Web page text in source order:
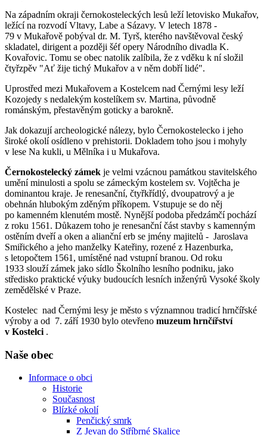
Na západním okraji černokosteleckých lesů leží letovisko Mukařov,
ležící na rozvodí Vltavy, Labe a Sázavy. V letech 1878 -
79 v Mukařově pobýval dr. M. Tyrš, kterého navštěvoval český
skladatel, dirigent a později šéf opery Národního divadla K.
Kovařovic. Tomu se obec natolik zalíbila, že z vděku k ní složil
čtyřzpěv "Ať žije tichý Mukařov a v něm dobří lidé".
Uprostřed mezi Mukařovem a Kostelcem nad Černými lesy leží
Kozojedy s nedalekým kostelíkem sv. Martina, původně
románským, přestavěným goticky a barokně.
Jak dokazují archeologické nálezy, bylo Černokostelecko i jeho
široké okolí osídleno v prehistorii. Dokladem toho jsou i mohyly
v lese Na kukli, u Mělníka i u Mukařova.
Černokostelecký zámek je velmi vzácnou památkou stavitelského
umění minulosti a spolu se zámeckým kostelem sv. Vojtěcha je
dominantou kraje. Je renesanční, čtyřkřídlý, dvoupatrový a je
obehnán hlubokým zděným příkopem. Vstupuje se do něj
po kamenném klenutém mostě. Nynější podoba předzámčí pochází
z roku 1561. Důkazem toho je renesanční část stavby s kamenným
ostěním dveří a oken a alianční erb se jmény majitelů - Jaroslava
Smiřického a jeho manželky Kateřiny, rozené z Hazenburka,
s letopočtem 1561, umístěné nad vstupní branou. Od roku
1933 slouží zámek jako sídlo Školního lesního podniku, jako
středisko praktické výuky budoucích lesních inženýrů Vysoké školy
zemědělské v Praze.
Kostelec nad Černými lesy je město s významnou tradicí hrnčířské
výroby a od 7. září 1930 bylo otevřeno muzeum hrnčířství
v Kostelci .
Naše obec
Informace o obci
Historie
Současnost
Blízké okolí
Penčický smrk
Z Jevan do Stříbrné Skalice